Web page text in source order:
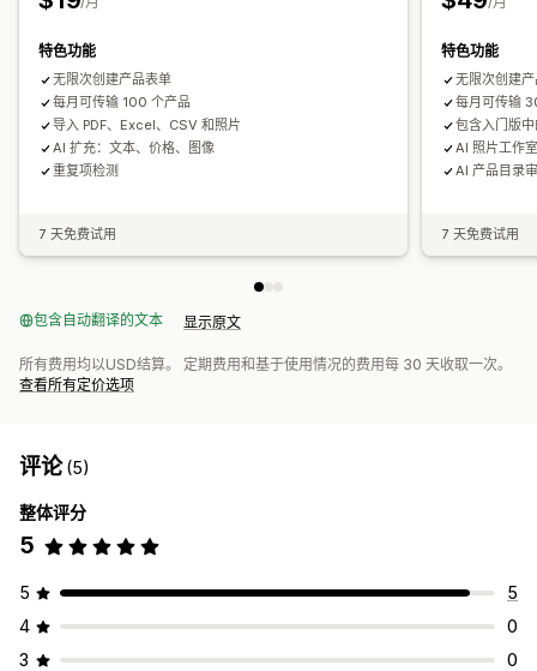
特色功能
无限次创建产品表单
每月可传输 100 个产品
导入 PDF、Excel、CSV 和照片
AI 扩充：文本、价格、图像
重复项检测
7 天免费试用
特色功能
无限次创建
每月可传输
包含入门版
AI 照片工作
AI 产品目录
7 天免费试用
包含自动翻译的文本 显示原文
所有费用均以USD结算。 定期费用和基于使用情况的费用每 30 天收取一次。
查看所有定价选项
评论(5)
整体评分
5
5
5
4
0
3
0